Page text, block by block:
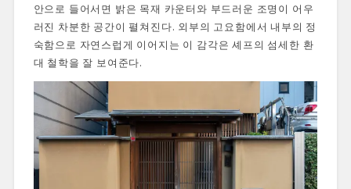
안으로 들어서면 밝은 목재 카운터와 부드러운 조명이 어우
러진 차분한 공간이 펼쳐진다. 외부의 고요함에서 내부의 정
숙함으로 자연스럽게 이어지는 이 감각은 셰프의 섬세한 환
대 철학을 잘 보여준다.